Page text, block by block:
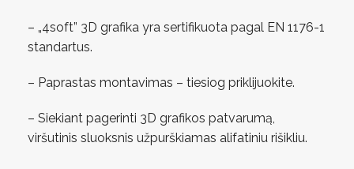
– „4soft” 3D grafika yra sertifikuota pagal EN 1176-1
standartus.
– Paprastas montavimas – tiesiog priklijuokite.
– Siekiant pagerinti 3D grafikos patvarumą,
viršutinis sluoksnis užpurškiamas alifatiniu rišikliu.